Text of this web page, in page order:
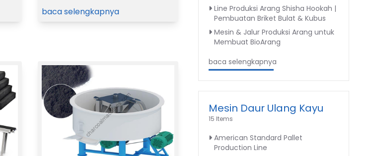
baca selengkapnya
Line Produksi Arang Shisha Hookah |
Pembuatan Briket Bulat & Kubus
Mesin & Jalur Produksi Arang untuk
Membuat BioArang
baca selengkapnya
Mesin Daur Ulang Kayu
15 Items
American Standard Pallet
Production Line